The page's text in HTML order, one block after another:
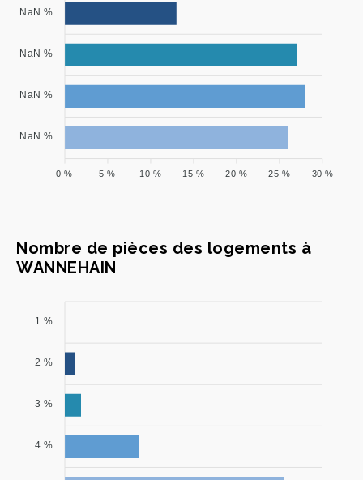
NaN %
NaN %
NaN %
NaN %
30 %
25 %
20 %
15 %
10 %
5 %
0 %
Nombre de pièces des logements à
WANNEHAIN
1 %
2 %
3 %
4 %